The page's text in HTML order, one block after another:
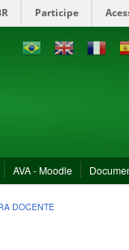
Participe
AVA - Moodle
DOCENTE